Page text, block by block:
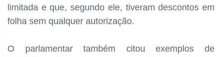
limitada e que, segundo ele, tiveram descontos em
folha sem qualquer autorização.
O parlamentar também citou exemplos de